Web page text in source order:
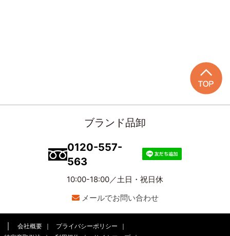
ブランド品卸
0120-557-
563
10:00-18:00／土日・祝日休
メールでお問い合わせ
会社概要
プライバシーポリシー